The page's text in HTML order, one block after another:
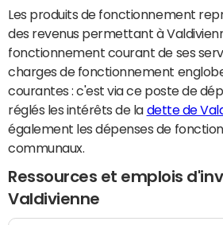
Les produits de fonctionnement
des revenus permettant à
fonctionnement courant de ses
charges de fonctionnement
courantes : c'est via ce poste de
réglés les intérêts de la dette de
également les dépenses de
communaux.
Ressources et emplois
Valdivienne